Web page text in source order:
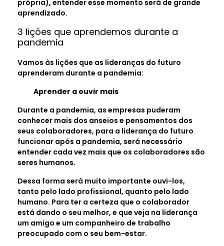
própria), entender esse momento será de grande
aprendizado.
3 lições que aprendemos durante a
pandemia
Vamos às lições que as lideranças do futuro
aprenderam durante a pandemia:
Aprender a ouvir mais
Durante a pandemia, as empresas puderam
conhecer mais dos anseios e pensamentos dos
seus colaboradores, para a liderança do futuro
funcionar após a pandemia, será necessário
entender cada vez mais que os colaboradores são
seres humanos.
Dessa forma será muito importante ouvi-los,
tanto pelo lado profissional, quanto pelo lado
humano. Para ter a certeza que o colaborador
está dando o seu melhor, e que veja na liderança
um amigo e um companheiro de trabalho
preocupado com o seu bem-estar.